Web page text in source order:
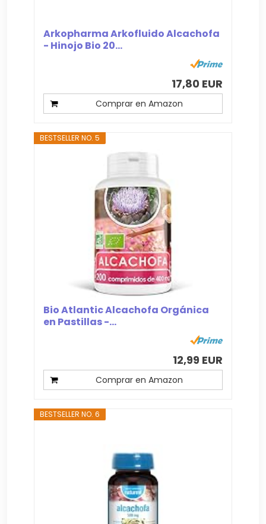
Arkopharma Arkofluido Alcachofa
- Hinojo Bio 20...
17,80 EUR
Comprar en Amazon
BESTSELLER NO. 5
Bio Atlantic Alcachofa Orgánica
en Pastillas -...
12,99 EUR
Comprar en Amazon
BESTSELLER NO. 6